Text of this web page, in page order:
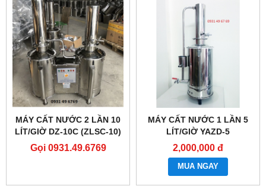
MÁY CẤT NƯỚC 2 LẦN 10
LÍT/GIỜ DZ-10C (ZLSC-10)
Gọi 0931.49.6769
MÁY CẤT NƯỚC 1 LẦN 5
LÍT/GIỜ YAZD-5
2,000,000 đ
MUA NGAY